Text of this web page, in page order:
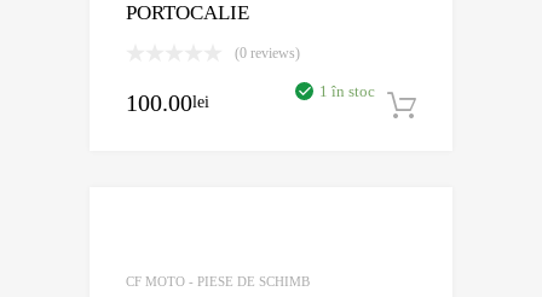
PORTOCALIE
(0 reviews)
100.00lei
1 în stoc
CF MOTO - PIESE DE SCHIMB